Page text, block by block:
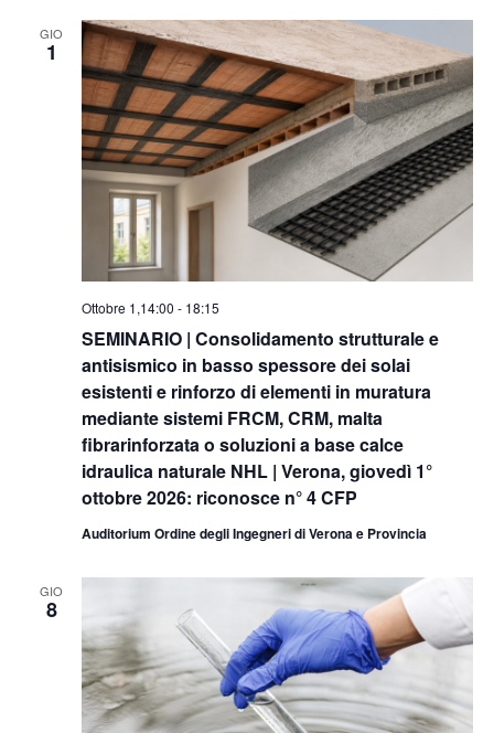
GIO
1
SEMINARIO | Consolidamento strutturale e
antisismico in basso spessore dei solai
esistenti e rinforzo di elementi in muratura
mediante sistemi FRCM, CRM, malta
fibrarinforzata o soluzioni a base calce
idraulica naturale NHL | Verona, giovedì 1°
ottobre 2026: riconosce n° 4 CFP
Ottobre 1,14:00 - 18:15
Auditorium Ordine degli Ingegneri di Verona e Provincia
GIO
8